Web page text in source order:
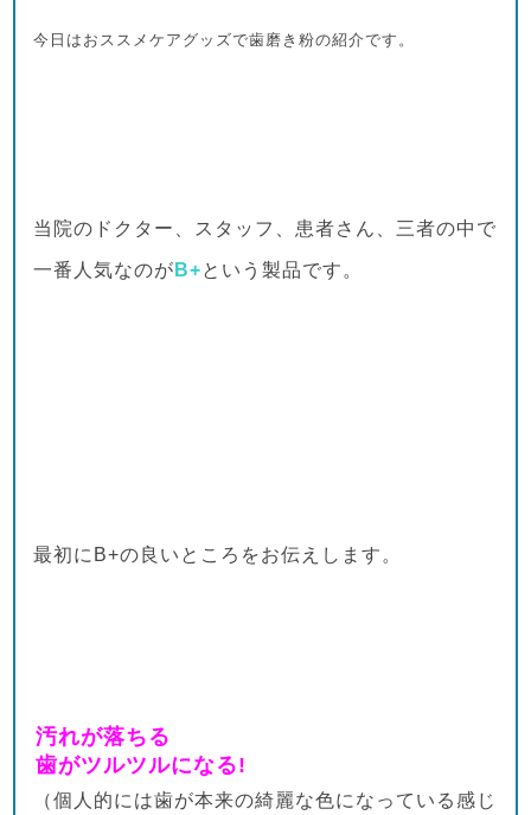
今日は おススメケアグッズで歯磨き粉の紹介です 。
当院のドクター、スタッフ、患者さん、三者の中で
一番人気なのが B+という製品です。
最初にB+の良いところをお伝えします。
汚れが落ちる
歯がツルツルになる!
（個人的には歯が本来の綺麗な色になっている感じ